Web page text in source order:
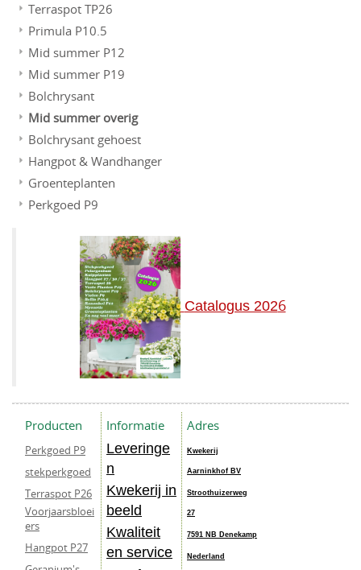
Terraspot TP26
Primula P10.5
Mid summer P12
Mid summer P19
Bolchrysant
Mid summer overig
Bolchrysant gehoest
Hangpot & Wandhanger
Groenteplanten
Perkgoed P9
Catalogus 2026
Producten
Perkgoed P9
stekperkgoed
Terraspot P26
Voorjaarsbloei
ers
Hangpot P27
Informatie
Leveringe
n
Kwekerij in
beeld
Kwaliteit
en service
Adres
Kwekerij
Aarninkhof BV
Stroothuizerweg
27
7591 NB Denekamp
Nederland